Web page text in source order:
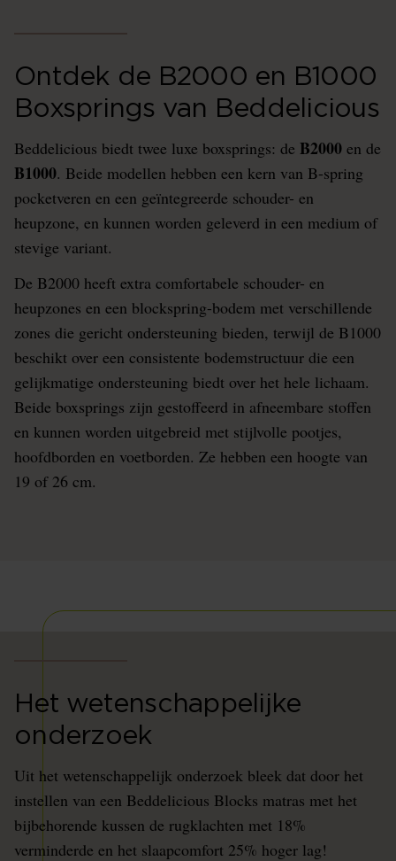
Ontdek de B2000 en B1000
Boxsprings van Beddelicious
Beddelicious biedt twee luxe boxsprings: de B2000 en de
B1000. Beide modellen hebben een kern van B-spring
pocketveren en een geïntegreerde schouder- en
heupzone, en kunnen worden geleverd in een medium of
stevige variant.
De B2000 heeft extra comfortabele schouder- en
heupzones en een blockspring-bodem met verschillende
zones die gericht ondersteuning bieden, terwijl de B1000
beschikt over een consistente bodemstructuur die een
gelijkmatige ondersteuning biedt over het hele lichaam.
Beide boxsprings zijn gestoffeerd in afneembare stoffen
en kunnen worden uitgebreid met stijlvolle pootjes,
hoofdborden en voetborden. Ze hebben een hoogte van
19 of 26 cm.
Het wetenschappelijke
onderzoek
Uit het wetenschappelijk onderzoek bleek dat door het
instellen van een Beddelicious Blocks matras met het
bijbehorende kussen de rugklachten met 18%
verminderde en het slaapcomfort 25% hoger lag!